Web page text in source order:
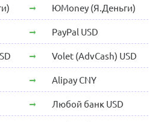
ЮMoney (Я.Деньги)
PayPal USD
Volet (AdvCash) USD
Alipay CNY
Любой банк USD